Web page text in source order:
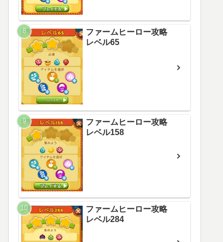
ファームヒーロー攻略
レベル65
ファームヒーロー攻略
レベル158
ファームヒーロー攻略
レベル284